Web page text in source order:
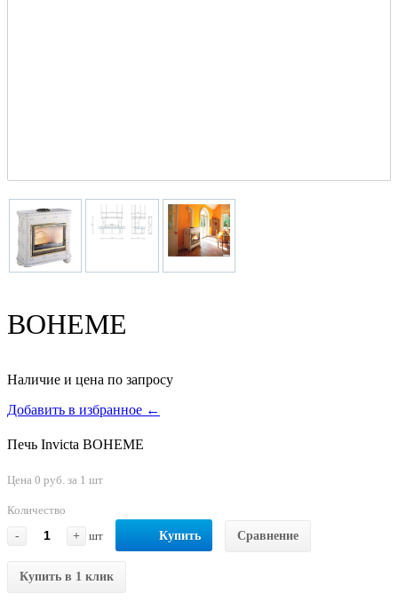
BOHEME
Наличие и цена по запросу
Добавить в избранное ←
Печь Invicta BOHEME
Цена 0 руб. за 1 шт
Количество
-
+ шт Купить Сравнение
Купить в 1 клик